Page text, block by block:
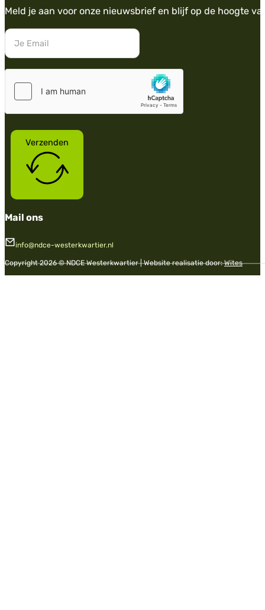
Meld je aan voor onze nieuwsbrief en blijf op de hoogte
Verzenden
Mail ons
info@ndce-westerkwartier.nl
Copyright 2026 © NDCE Westerkwartier | Website realisatie door:Wites